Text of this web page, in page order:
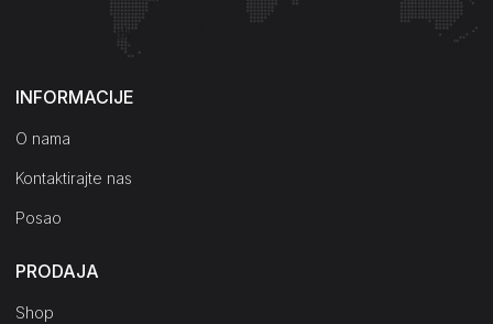
Kako do nas?
INFORMACIJE
O nama
Kontaktirajte nas
Posao
PRODAJA
Shop